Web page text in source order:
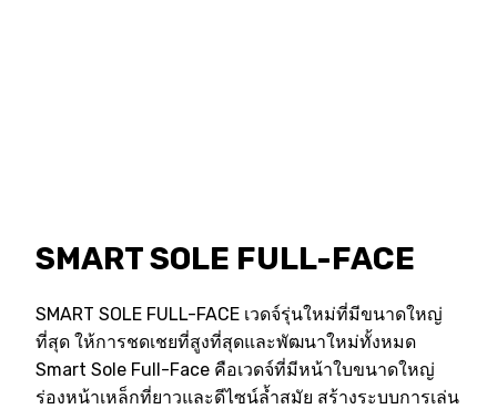
SMART SOLE FULL-FACE
SMART SOLE FULL-FACE เวดจ์รุ่นใหม่ที่มีขนาดใหญ่
ที่สุด ให้การชดเชยที่สูงที่สุดและพัฒนาใหม่ทั้งหมด
Smart Sole Full-Face คือเวดจ์ที่มีหน้าใบขนาดใหญ่
ร่องหน้าเหล็กที่ยาวและดีไซน์ล้ำสมัย สร้างระบบการเล่น